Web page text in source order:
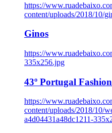
https://
content/uploads/2018/10/
Ginos
https://
335x256.jpg
43º Portugal
https://
content/uploads/2018/10/
a4d04431a48dc1211-